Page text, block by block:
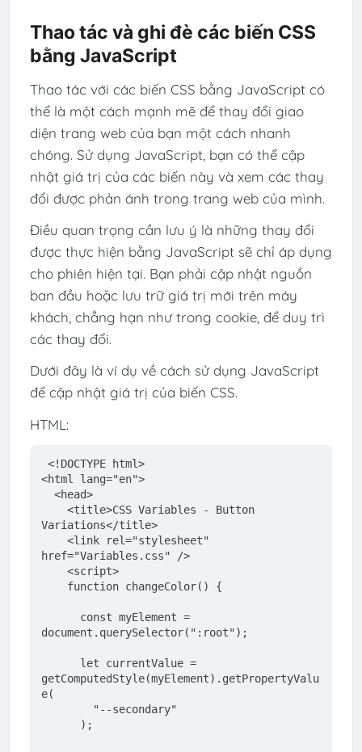
Thao tác và ghi đè các biến CSS
bằng JavaScript
Thao tác với các biến CSS bằng JavaScript có
thể là một cách mạnh mẽ để thay đổi giao
diện trang web của bạn một cách nhanh
chóng. Sử dụng JavaScript, bạn có thể cập
nhật giá trị của các biến này và xem các thay
đổi được phản ánh trong trang web của mình.
Điều quan trọng cần lưu ý là những thay đổi
được thực hiện bằng JavaScript sẽ chỉ áp dụng
cho phiên hiện tại. Bạn phải cập nhật nguồn
ban đầu hoặc lưu trữ giá trị mới trên máy
khách, chẳng hạn như trong cookie, để duy trì
các thay đổi.
Dưới đây là ví dụ về cách sử dụng JavaScript
để cập nhật giá trị của biến CSS.
HTML:
<!DOCTYPE html>
<html lang="en">
<head>
<title>CSS Variables - Button
Variations</title>
<link rel="stylesheet"
href="Variables.css"
/>
<script>
function changeColor() {
const
myElement =
document .querySelector( ":root" );
let currentValue =
getComputedStyle(myElement).getPropertyValu
e(
"--secondary"
);